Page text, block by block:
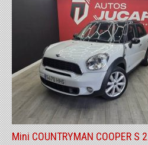
Mini COUNTRYMAN COOPER S